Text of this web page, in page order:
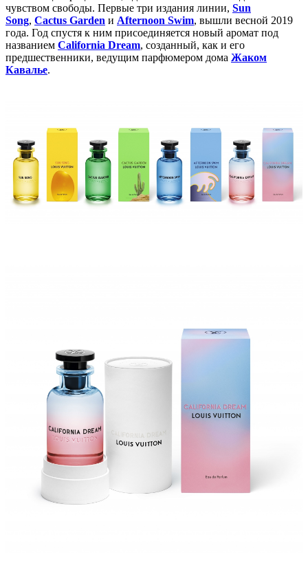
чувством свободы. Первые три издания линии, Sun
Song, Cactus Garden и Afternoon Swim, вышли весной 2019
года. Год спустя к ним присоединяется новый аромат под
названием California Dream, созданный, как и его
предшественники, ведущим парфюмером дома Жаком
Кавалье.